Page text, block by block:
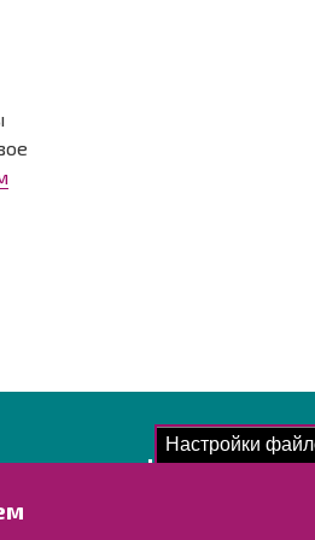
Настройки
персональных данных